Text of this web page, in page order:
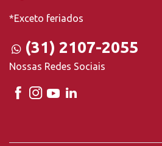
*Exceto feriados
(31) 2107-2055
Nossas Redes Sociais